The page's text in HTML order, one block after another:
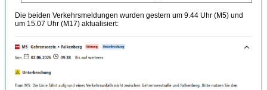
Die beiden Verkehrsmeldungen wurden gestern um 9.44 Uhr (M5) und
um 15.07 Uhr (M17) aktualisiert: